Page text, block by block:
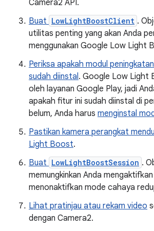
Camera2 API.
Buat LowLightBoostClient .
utilitas penting yang akan Anda
menggunakan Google Low Light
Periksa apakah modul
sudah diinstal. Google Low Light
oleh layanan Google Play, jadi
apakah fitur ini sudah diinstal di
belum, Anda harus menginstal
Pastikan kamera perangkat
Light Boost.
Buat LowLightBoostSession .
memungkinkan Anda
menonaktifkan mode cahaya
Lihat pratinjau atau rekam video
dengan Camera2.